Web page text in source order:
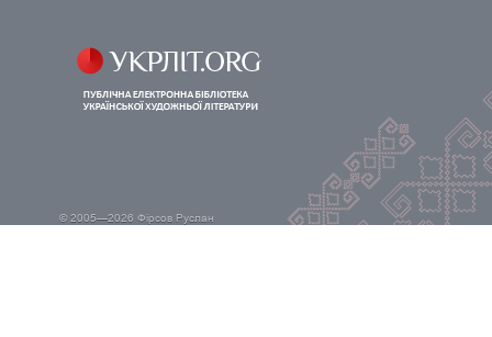
© 2005—2026 Фірсов Руслан